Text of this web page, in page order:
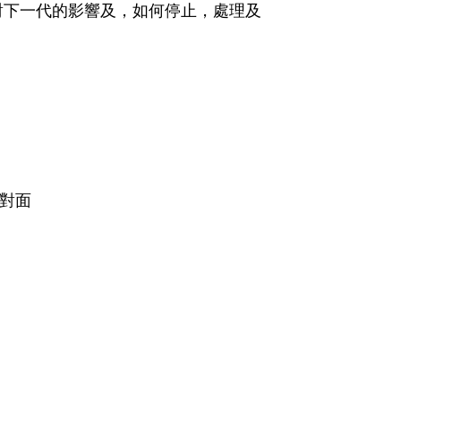
一代的影響及，如何停止，處理及
面